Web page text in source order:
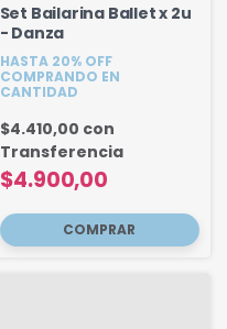
Set Bailarina Ballet x 2u
- Danza
HASTA 20% OFF
COMPRANDO EN
CANTIDAD
$4.900,00
$4.410,00 con
Transferencia